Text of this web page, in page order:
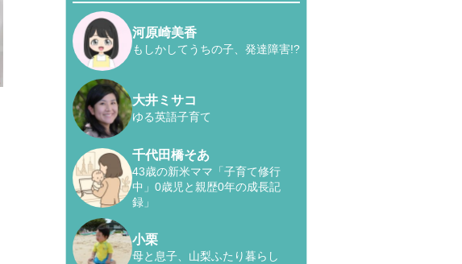
河原崎美香
もしかしてうちの子、発達障害!?
大井ミサコ
ゆる英語子育て
千代田橋そあ
43歳の新米ママ「子育て修行
中」0歳児と親歴0年の成長記
録」
小栗
母と息子、山梨ふたり暮らし